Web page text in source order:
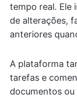
tempo real. Ele
de alterações,
anteriores
A plataforma
tarefas e
documentos